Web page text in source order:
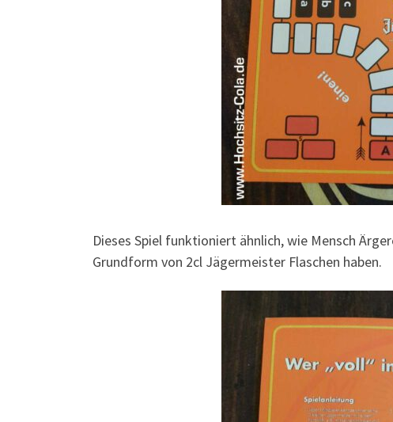
Dieses Spiel funktioniert ähnlich, wie Mensch
Grundform von 2cl Jägermeister Flaschen haben.